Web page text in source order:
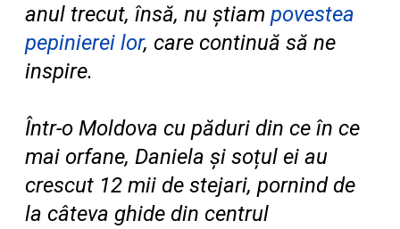
anul trecut, însă, nu știam povestea
pepinierei lor, care continuă să ne
inspire.
Într-o Moldova cu păduri din ce în ce
mai orfane, Daniela și soțul ei au
crescut 12 mii de stejari, pornind de
la câteva ghide din centrul